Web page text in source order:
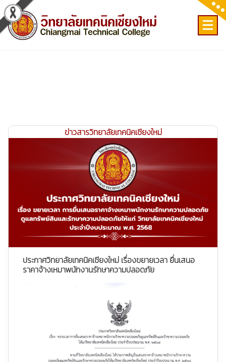
Skip
to
content
ข่าวสารวิทยาลัยเทคนิคเชียงใหม่
ประกาศวิทยาลัยเทคนิคเชียงใหม่ เรื่องขยายเวลา ยื่นเสนอ
ราคาจ้างเหมาพนักงานรักษาความปลอดภัย